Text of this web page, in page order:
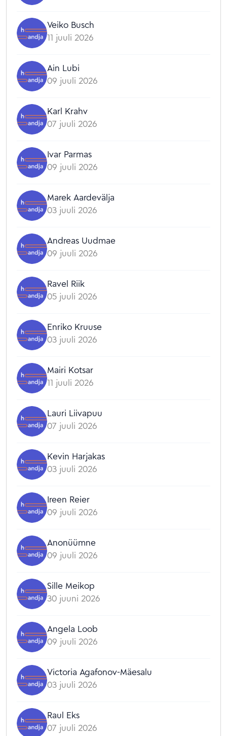
Veiko Busch
11 juuli 2026
Ain Lubi
09 juuli 2026
Karl Krahv
07 juuli 2026
Ivar Parmas
09 juuli 2026
Marek Aardevälja
03 juuli 2026
Andreas Uudmae
09 juuli 2026
Ravel Riik
05 juuli 2026
Enriko Kruuse
03 juuli 2026
Mairi Kotsar
11 juuli 2026
Lauri Liivapuu
07 juuli 2026
Kevin Harjakas
03 juuli 2026
Ireen Reier
09 juuli 2026
Anonüümne
09 juuli 2026
Sille Meikop
30 juuni 2026
Angela Loob
09 juuli 2026
Victoria Agafonov-Mäesalu
03 juuli 2026
Raul Eks
07 juuli 2026